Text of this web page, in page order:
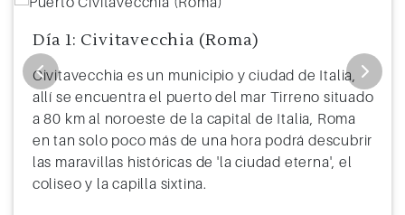
Día 1: Civitavecchia (Roma)
Civitavecchia es un municipio y ciudad de Italia,
allí se encuentra el puerto del mar Tirreno situado
a 80 km al noroeste de la capital de Italia, Roma
en tan solo poco más de una hora podrá descubrir
las maravillas históricas de 'la ciudad eterna', el
coliseo y la capilla sixtina.